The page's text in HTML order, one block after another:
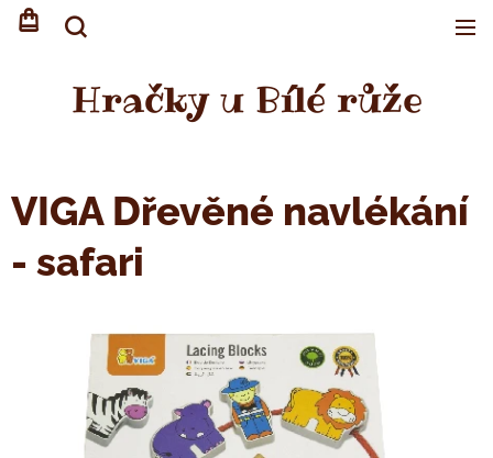
Hračky u Bílé růže
VIGA Dřevěné navlékání
- safari